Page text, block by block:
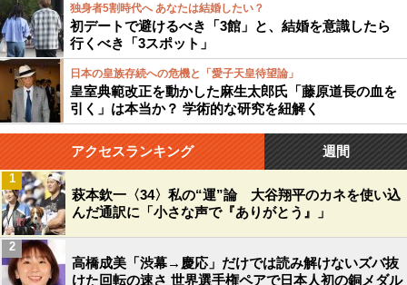
独身者5割時代へ あなたは結婚したい？
初デートで避けるべき「3館」と、結婚を意識したら
行くべき「3スポット」
日本の皇族存続への危機と「愛子天皇待望論」
皇室典範改正を動かした麻生太郎氏「藤原道長の血を
引く」は本当か？ 学術的な研究を紐解く
アクセスランキング 週間
萩本欽一〈34〉私の“運”論 大谷翔平のカネを使い込
んだ通訳に「小さな声で『ありがとう』」
1
高橋成美「渋幕→慶応」だけでは読み解けないズバ抜
けた回転の速さ 世界選手権ペアで日本人初の銅メダル
2